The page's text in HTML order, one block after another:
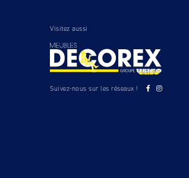
Visitez aussi
Suivez-nous sur les réseaux !